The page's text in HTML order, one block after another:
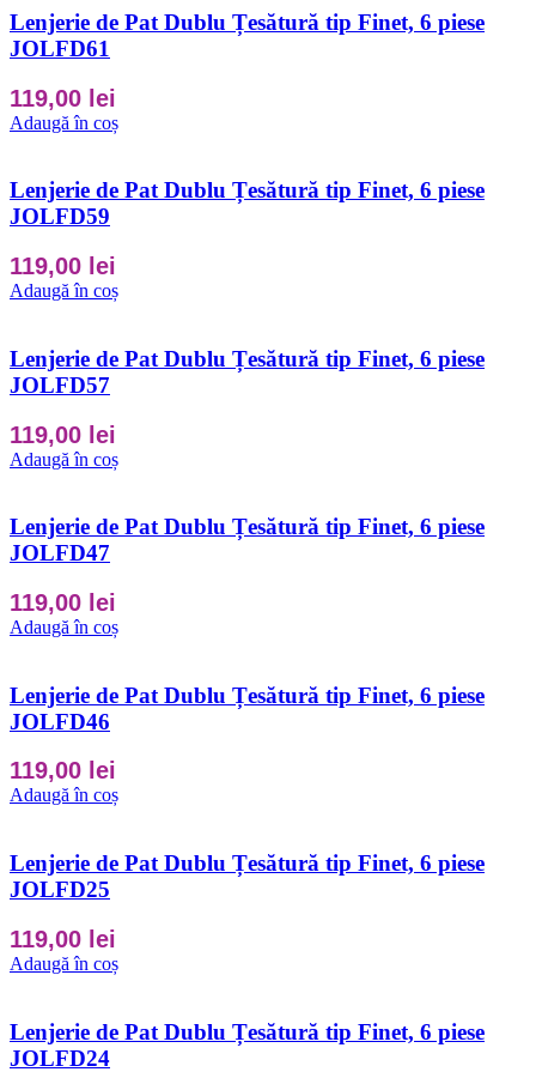
Lenjerie de Pat Dublu Țesătură tip Finet, 6 piese
JOLFD61
119,00 lei
Adaugă în coș
Lenjerie de Pat Dublu Țesătură tip Finet, 6 piese
JOLFD59
119,00 lei
Adaugă în coș
Lenjerie de Pat Dublu Țesătură tip Finet, 6 piese
JOLFD57
119,00 lei
Adaugă în coș
Lenjerie de Pat Dublu Țesătură tip Finet, 6 piese
JOLFD47
119,00 lei
Adaugă în coș
Lenjerie de Pat Dublu Țesătură tip Finet, 6 piese
JOLFD46
119,00 lei
Adaugă în coș
Lenjerie de Pat Dublu Țesătură tip Finet, 6 piese
JOLFD25
119,00 lei
Adaugă în coș
Lenjerie de Pat Dublu Țesătură tip Finet, 6 piese
JOLFD24